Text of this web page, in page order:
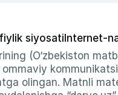
siyosati Internet-
(O‘zbekiston
olingan. Matnli